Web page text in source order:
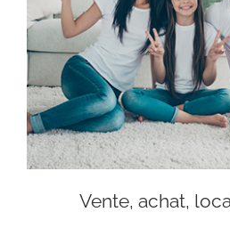
Vente, achat,